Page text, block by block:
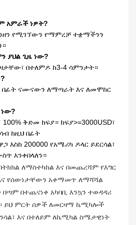
አምራች ነዎት?
የሚገኘውን የማምረቻ ተቋማችንን
ያህል ጊዜ ነው?
በተለምዶ ከ3-4 ሳምንታት።
በፊት ናሙናውን ለማጣራት እና ለመሞከር
100% ቅድመ ክፍያ። ክፍያ>=3000USD፣
ከዚህ በፊት
እስከ 200000 የአሜሪካ ዶላር ይደርሳል፣
እንቀበላለን።
ለማስተካከል እና በመጨረሻም የእግር
የሰውነታቸውን አቀማመጥ ለማሻሻል
በጣም በተጨናነቀ አካባቢ እንኳን ተወዳዳሪ
ይህ ምርት ሰዎች ለመርዛማ ኬሚካሎች
እና በተለይም ለኬሚካል ስሜታዊነት